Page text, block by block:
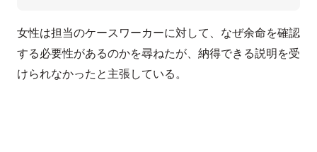
女性は担当のケースワーカーに対して、なぜ余命を確認
する必要性があるのかを尋ねたが、納得できる説明を受
けられなかったと主張している。